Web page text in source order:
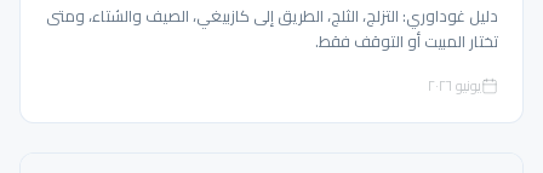
دليل غوداوري: التزلج، الثلج، الطريق إلى كازبيغي، الصيف والشتاء، ومتى
تختار المبيت أو التوقف فقط.
يونيو ٢٠٢٦